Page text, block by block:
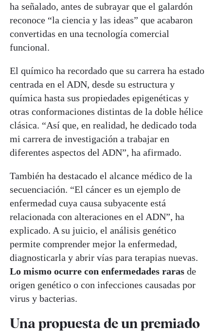
ha señalado, antes de subrayar que el galardón
reconoce “la ciencia y las ideas” que acabaron
convertidas en una tecnología comercial
funcional.
El químico ha recordado que su carrera ha estado
centrada en el ADN, desde su estructura y
química hasta sus propiedades epigenéticas y
otras conformaciones distintas de la doble hélice
clásica. “Así que, en realidad, he dedicado toda
mi carrera de investigación a trabajar en
diferentes aspectos del ADN”, ha afirmado.
También ha destacado el alcance médico de la
secuenciación. “El cáncer es un ejemplo de
enfermedad cuya causa subyacente está
relacionada con alteraciones en el ADN”, ha
explicado. A su juicio, el análisis genético
permite comprender mejor la enfermedad,
diagnosticarla y abrir vías para terapias nuevas.
Lo mismo ocurre con enfermedades raras de
origen genético o con infecciones causadas por
virus y bacterias.
Una propuesta de un premiado